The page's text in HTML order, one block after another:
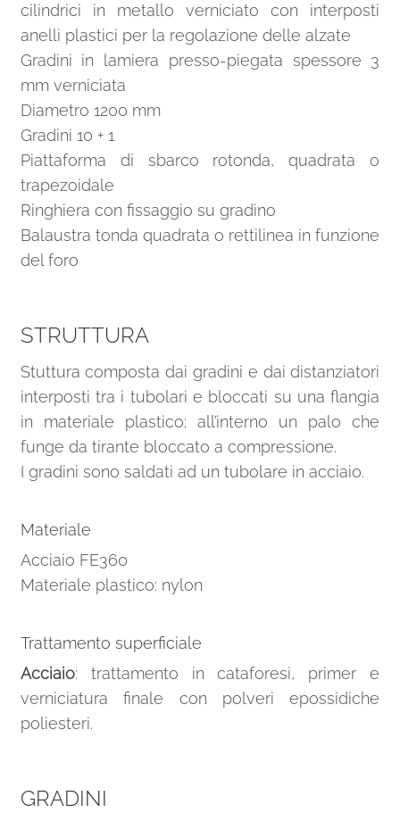
cilindrici in metallo verniciato con interposti
anelli plastici per la regolazione delle alzate
Gradini in lamiera presso-piegata spessore 3
mm verniciata
Diametro 1200 mm
Gradini 10 + 1
Piattaforma di sbarco rotonda, quadrata o
trapezoidale
Ringhiera con fissaggio su gradino
Balaustra tonda quadrata o rettilinea in funzione
del foro
STRUTTURA
Stuttura composta dai gradini e dai distanziatori
interposti tra i tubolari e bloccati su una flangia
in materiale plastico; all’interno un palo che
funge da tirante bloccato a compressione.
I gradini sono saldati ad un tubolare in acciaio.
Materiale
Acciaio FE360
Materiale plastico: nylon
Trattamento superficiale
Acciaio: trattamento in cataforesi, primer e
verniciatura finale con polveri epossidiche
poliesteri.
GRADINI